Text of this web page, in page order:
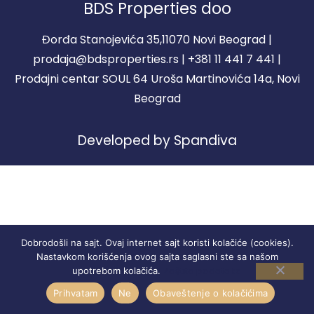
BDS Properties doo
Đorđa Stanojevića 35,11070 Novi Beograd |
prodaja@bdsproperties.rs | +381 11 441 7 441 |
Prodajni centar SOUL 64 Uroša Martinovića 14a, Novi
Beograd
Developed by Spandiva
STANOVI REGISTRACIJA
Dobrodošli na sajt. Ovaj internet sajt koristi kolačiće (cookies).
Nastavkom korišćenja ovog sajta saglasni ste sa našom
upotrebom kolačića.
Prihvatam Ne Obaveštenje o kolačićima